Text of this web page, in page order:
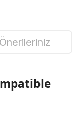
Önerileriniz